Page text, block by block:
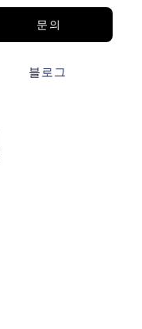
문의
블로그